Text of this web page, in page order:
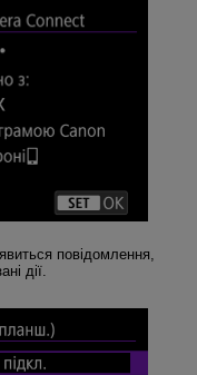
повідомлення,
дії.